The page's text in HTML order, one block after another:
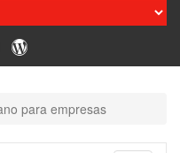
para empresas